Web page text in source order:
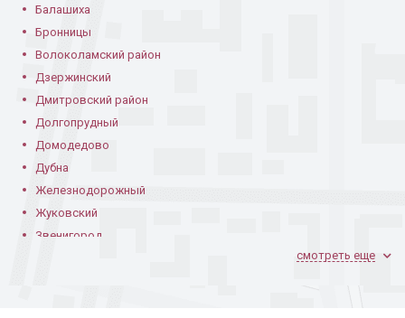
Балашиха
Бронницы
Волоколамский район
Дзержинский
Дмитровский район
Долгопрудный
Домодедово
Дубна
Железнодорожный
Жуковский
Звенигород
смотреть еще